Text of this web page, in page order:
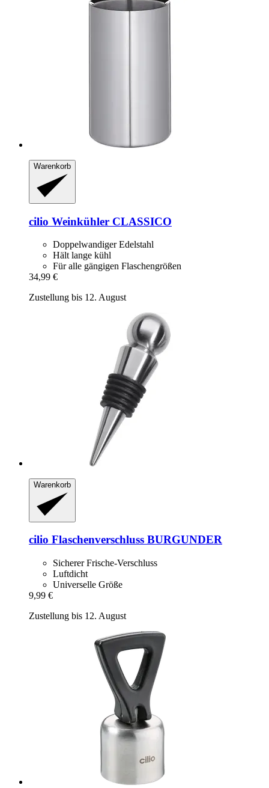
Warenkorb
cilio Weinkühler CLASSICO
Doppelwandiger Edelstahl
Hält lange kühl
Für alle gängigen Flaschengrößen
34,99 €
Zustellung bis 12. August
Warenkorb
cilio Flaschenverschluss BURGUNDER
Sicherer Frische-Verschluss
Luftdicht
Universelle Größe
9,99 €
Zustellung bis 12. August